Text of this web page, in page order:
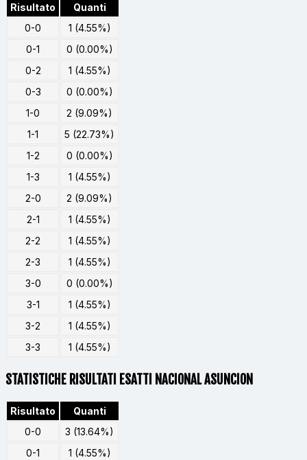
Risultato
Quanti
0-0
1 (4.55%)
0-1
0 (0.00%)
0-2
1 (4.55%)
0-3
0 (0.00%)
1-0
2 (9.09%)
1-1
5 (22.73%)
1-2
0 (0.00%)
1-3
1 (4.55%)
2-0
2 (9.09%)
2-1
1 (4.55%)
2-2
1 (4.55%)
2-3
1 (4.55%)
3-0
0 (0.00%)
3-1
1 (4.55%)
3-2
1 (4.55%)
3-3
1 (4.55%)
STATISTICHE RISULTATI ESATTI NACIONAL ASUNCION
Risultato
Quanti
0-0
3 (13.64%)
0-1
1 (4.55%)